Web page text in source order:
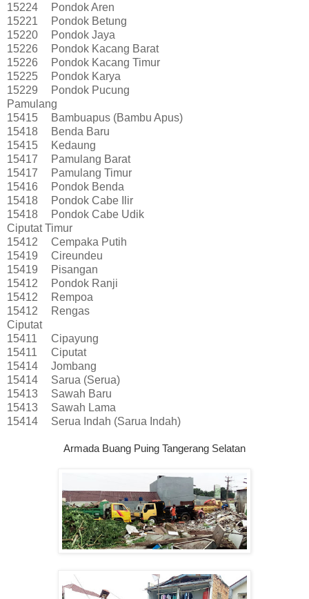
15224
Pondok Aren
15221
Pondok Betung
15220
Pondok Jaya
15226
Pondok Kacang Barat
15226
Pondok Kacang Timur
15225
Pondok Karya
15229
Pondok Pucung
Pamulang
15415
Bambuapus (Bambu Apus)
15418
Benda Baru
15415
Kedaung
15417
Pamulang Barat
15417
Pamulang Timur
15416
Pondok Benda
15418
Pondok Cabe Ilir
15418
Pondok Cabe Udik
Ciputat Timur
15412
Cempaka Putih
15419
Cireundeu
15419
Pisangan
15412
Pondok Ranji
15412
Rempoa
15412
Rengas
Ciputat
15411
Cipayung
15411
Ciputat
15414
Jombang
15414
Sarua (Serua)
15413
Sawah Baru
15413
Sawah Lama
15414
Serua Indah (Sarua Indah)
Armada Buang Puing Tangerang Selatan